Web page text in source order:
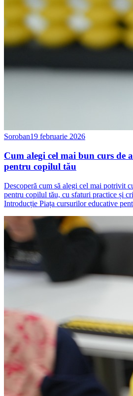
Soroban19 februarie 2026
Cum alegi cel mai bun curs de
pentru copilul tău
Descoperă cum să alegi cel mai potrivit
pentru copilul tău, cu sfaturi practice și
Introducție Piața cursurilor educative